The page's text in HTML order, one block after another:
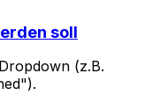
soll
(z.B.